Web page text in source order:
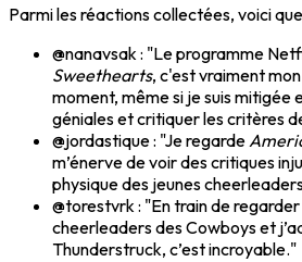
Parmi les réactions collectées, voici
@nanavsak : "Le programme
Sweethearts, c'est vraiment
moment, même si je suis mitigée
géniales et critiquer les critères
@jordastique : "Je regarde
m’énerve de voir des critiques
physique des jeunes
@torestvrk : "En train de
cheerleaders des Cowboys et
Thunderstruck, c’est incroyable."